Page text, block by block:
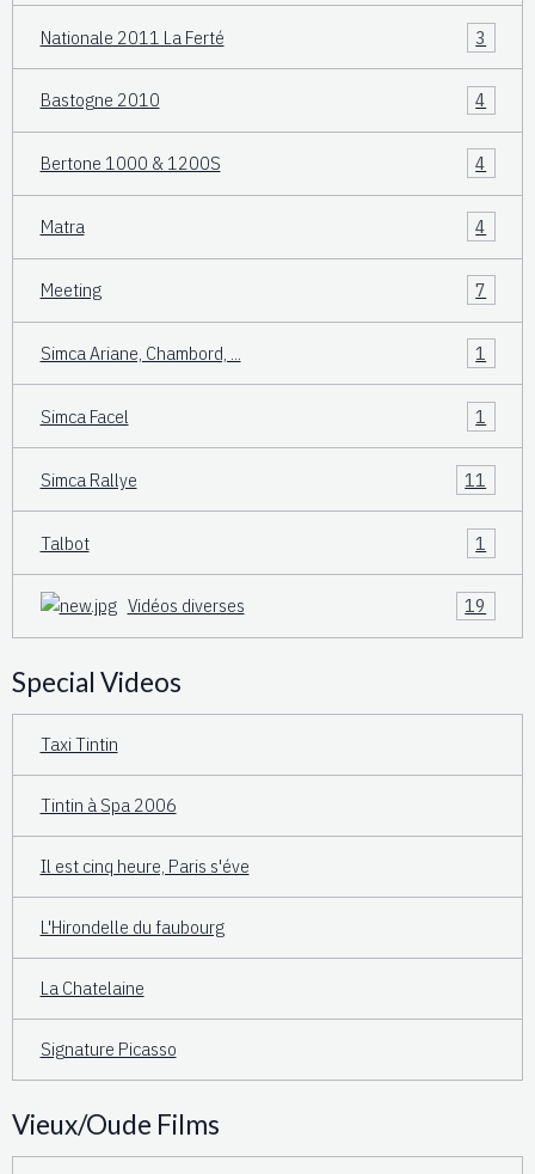
Nationale 2011 La Ferté 3
Bastogne 2010 4
Bertone 1000 & 1200S 4
Matra 4
Meeting 7
Simca Ariane, Chambord, ... 1
Simca Facel 1
Simca Rallye 11
Talbot 1
Vidéos diverses 19
Special Videos
Taxi Tintin
Tintin à Spa 2006
Il est cinq heure, Paris s'éve
L'Hirondelle du faubourg
La Chatelaine
Signature Picasso
Vieux/Oude Films